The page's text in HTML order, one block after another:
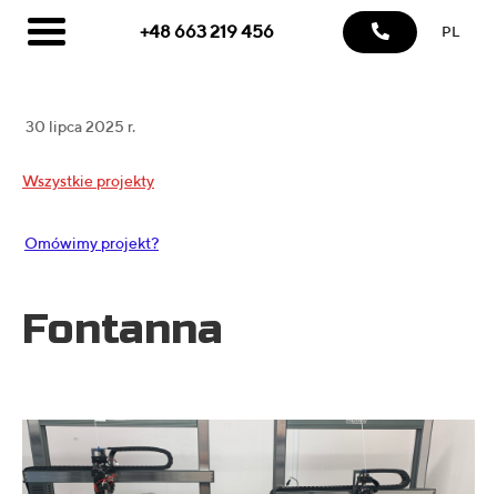
+48 663 219 456 PL
30 lipca 2025 r.
Wszystkie projekty
Omówimy projekt?
Fontanna